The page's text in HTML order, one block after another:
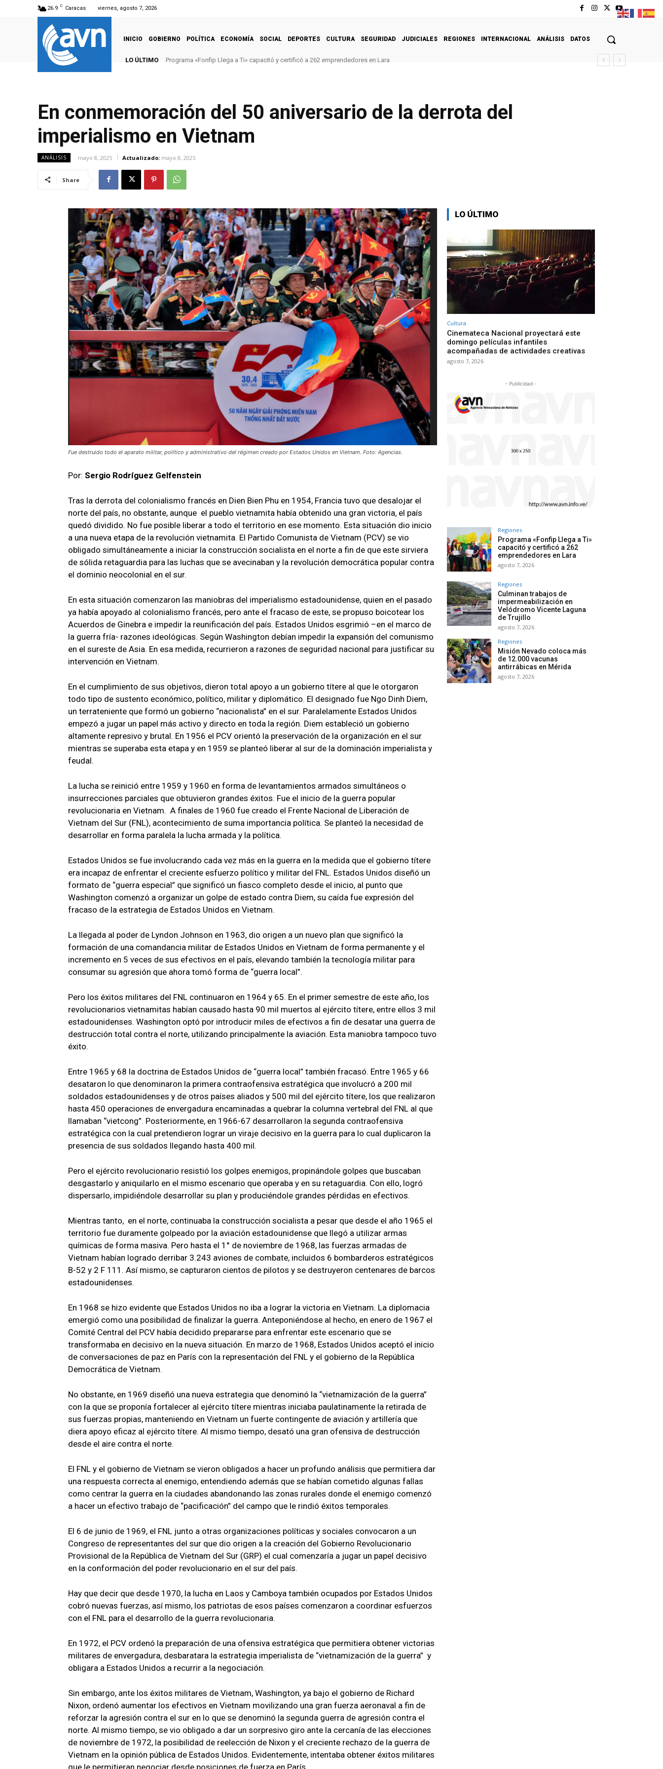
26.9 C Caracas viernes, agosto 7, 2026
INICIO GOBIERNO POLÍTICA ECONOMÍA SOCIAL DEPORTES CULTURA SEGURIDAD JUDICIALES REGIONES INTERNACIONAL ANÁLISIS DATOS
LO ÚLTIMO Programa «Fonfip Llega a Ti» capacitó y certificó a 262 emprendedores en Lara
Culminan trabajos de impermeabilización en Velódromo Vicente Laguna de Trujillo
En conmemoración del 50 aniversario de la derrota del
imperialismo en Vietnam
ANÁLISIS mayo 8, 2025 Actualizado: mayo 8, 2025
Share
Fue destruido todo el aparato militar, político y administrativo del régimen creado por Estados Unidos en Vietnam. Foto: Agencias.
Por: Sergio Rodríguez Gelfenstein
Tras la derrota del colonialismo francés en Dien Bien Phu en 1954, Francia tuvo que desalojar el
norte del país, no obstante, aunque el pueblo vietnamita había obtenido una gran victoria, el país
quedó dividido. No fue posible liberar a todo el territorio en ese momento. Esta situación dio inicio
a una nueva etapa de la revolución vietnamita. El Partido Comunista de Vietnam (PCV) se vio
obligado simultáneamente a iniciar la construcción socialista en el norte a fin de que este sirviera
de sólida retaguardia para las luchas que se avecinaban y la revolución democrática popular contra
el dominio neocolonial en el sur.
En esta situación comenzaron las maniobras del imperialismo estadounidense, quien en el pasado
ya había apoyado al colonialismo francés, pero ante el fracaso de este, se propuso boicotear los
Acuerdos de Ginebra e impedir la reunificación del país. Estados Unidos esgrimió –en el marco de
la guerra fría- razones ideológicas. Según Washington debían impedir la expansión del comunismo
en el sureste de Asia. En esa medida, recurrieron a razones de seguridad nacional para justificar su
intervención en Vietnam.
En el cumplimiento de sus objetivos, dieron total apoyo a un gobierno títere al que le otorgaron
todo tipo de sustento económico, político, militar y diplomático. El designado fue Ngo Dinh Diem,
un terrateniente que formó un gobierno “nacionalista” en el sur. Paralelamente Estados Unidos
empezó a jugar un papel más activo y directo en toda la región. Diem estableció un gobierno
altamente represivo y brutal. En 1956 el PCV orientó la preservación de la organización en el sur
mientras se superaba esta etapa y en 1959 se planteó liberar al sur de la dominación imperialista y
feudal.
La lucha se reinició entre 1959 y 1960 en forma de levantamientos armados simultáneos o
insurrecciones parciales que obtuvieron grandes éxitos. Fue el inicio de la guerra popular
revolucionaria en Vietnam. A finales de 1960 fue creado el Frente Nacional de Liberación de
Vietnam del Sur (FNL), acontecimiento de suma importancia política. Se planteó la necesidad de
desarrollar en forma paralela la lucha armada y la política.
Estados Unidos se fue involucrando cada vez más en la guerra en la medida que el gobierno títere
era incapaz de enfrentar el creciente esfuerzo político y militar del FNL. Estados Unidos diseñó un
formato de “guerra especial” que significó un fiasco completo desde el inicio, al punto que
Washington comenzó a organizar un golpe de estado contra Diem, su caída fue expresión del
fracaso de la estrategia de Estados Unidos en Vietnam.
La llegada al poder de Lyndon Johnson en 1963, dio origen a un nuevo plan que significó la
formación de una comandancia militar de Estados Unidos en Vietnam de forma permanente y el
incremento en 5 veces de sus efectivos en el país, elevando también la tecnología militar para
consumar su agresión que ahora tomó forma de “guerra local”.
Pero los éxitos militares del FNL continuaron en 1964 y 65. En el primer semestre de este año, los
revolucionarios vietnamitas habían causado hasta 90 mil muertos al ejército títere, entre ellos 3 mil
estadounidenses. Washington optó por introducir miles de efectivos a fin de desatar una guerra de
destrucción total contra el norte, utilizando principalmente la aviación. Esta maniobra tampoco tuvo
éxito.
Entre 1965 y 68 la doctrina de Estados Unidos de “guerra local” también fracasó. Entre 1965 y 66
desataron lo que denominaron la primera contraofensiva estratégica que involucró a 200 mil
soldados estadounidenses y de otros países aliados y 500 mil del ejército títere, los que realizaron
hasta 450 operaciones de envergadura encaminadas a quebrar la columna vertebral del FNL al que
llamaban “vietcong”. Posteriormente, en 1966-67 desarrollaron la segunda contraofensiva
estratégica con la cual pretendieron lograr un viraje decisivo en la guerra para lo cual duplicaron la
presencia de sus soldados llegando hasta 400 mil.
Pero el ejército revolucionario resistió los golpes enemigos, propinándole golpes que buscaban
desgastarlo y aniquilarlo en el mismo escenario que operaba y en su retaguardia. Con ello, logró
dispersarlo, impidiéndole desarrollar su plan y produciéndole grandes pérdidas en efectivos.
Mientras tanto, en el norte, continuaba la construcción socialista a pesar que desde el año 1965 el
territorio fue duramente golpeado por la aviación estadounidense que llegó a utilizar armas
químicas de forma masiva. Pero hasta el 1° de noviembre de 1968, las fuerzas armadas de
Vietnam habían logrado derribar 3.243 aviones de combate, incluidos 6 bombarderos estratégicos
B-52 y 2 F 111. Así mismo, se capturaron cientos de pilotos y se destruyeron centenares de barcos
estadounidenses.
En 1968 se hizo evidente que Estados Unidos no iba a lograr la victoria en Vietnam. La diplomacia
emergió como una posibilidad de finalizar la guerra. Anteponiéndose al hecho, en enero de 1967 el
Comité Central del PCV había decidido prepararse para enfrentar este escenario que se
transformaba en decisivo en la nueva situación. En marzo de 1968, Estados Unidos aceptó el inicio
de conversaciones de paz en París con la representación del FNL y el gobierno de la República
Democrática de Vietnam.
No obstante, en 1969 diseñó una nueva estrategia que denominó la “vietnamización de la guerra”
con la que se proponía fortalecer al ejército títere mientras iniciaba paulatinamente la retirada de
sus fuerzas propias, manteniendo en Vietnam un fuerte contingente de aviación y artillería que
diera apoyo eficaz al ejército títere. Al mismo tiempo, desató una gran ofensiva de destrucción
desde el aire contra el norte.
El FNL y el gobierno de Vietnam se vieron obligados a hacer un profundo análisis que permitiera dar
una respuesta correcta al enemigo, entendiendo además que se habían cometido algunas fallas
como centrar la guerra en la ciudades abandonando las zonas rurales donde el enemigo comenzó
a hacer un efectivo trabajo de “pacificación” del campo que le rindió éxitos temporales.
El 6 de junio de 1969, el FNL junto a otras organizaciones políticas y sociales convocaron a un
Congreso de representantes del sur que dio origen a la creación del Gobierno Revolucionario
Provisional de la República de Vietnam del Sur (GRP) el cual comenzaría a jugar un papel decisivo
en la conformación del poder revolucionario en el sur del país.
Hay que decir que desde 1970, la lucha en Laos y Camboya también ocupados por Estados Unidos
cobró nuevas fuerzas, así mismo, los patriotas de esos países comenzaron a coordinar esfuerzos
con el FNL para el desarrollo de la guerra revolucionaria.
En 1972, el PCV ordenó la preparación de una ofensiva estratégica que permitiera obtener victorias
militares de envergadura, desbaratara la estrategia imperialista de “vietnamización de la guerra” y
obligara a Estados Unidos a recurrir a la negociación.
Sin embargo, ante los éxitos militares de Vietnam, Washington, ya bajo el gobierno de Richard
Nixon, ordenó aumentar los efectivos en Vietnam movilizando una gran fuerza aeronaval a fin de
reforzar la agresión contra el sur en lo que se denominó la segunda guerra de agresión contra el
norte. Al mismo tiempo, se vio obligado a dar un sorpresivo giro ante la cercanía de las elecciones
de noviembre de 1972, la posibilidad de reelección de Nixon y el creciente rechazo de la guerra de
Vietnam en la opinión pública de Estados Unidos. Evidentemente, intentaba obtener éxitos militares
que le permitieran negociar desde posiciones de fuerza en París.
LO ÚLTIMO
Cultura
Cinemateca Nacional proyectará este
domingo películas infantiles
acompañadas de actividades creativas
agosto 7, 2026
- Publicidad -
Regiones
Programa «Fonfip Llega a Ti»
capacitó y certificó a 262
emprendedores en Lara
agosto 7, 2026
Regiones
Culminan trabajos de
impermeabilización en
Velódromo Vicente Laguna
de Trujillo
agosto 7, 2026
Regiones
Misión Nevado coloca más
de 12.000 vacunas
antirrábicas en Mérida
agosto 7, 2026